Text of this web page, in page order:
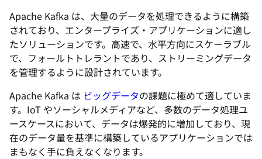
Apache Kafka は、大量のデータを処理できるように構築
されており、エンタープライズ・アプリケーションに適し
たソリューションです。高速で、水平方向にスケーラブル
で、フォールトトレラントであり、ストリーミングデータ
を管理するように設計されています。
Apache Kafka は ビッグデータの課題に極めて適していま
す。IoT やソーシャルメディアなど、多数のデータ処理ユ
ースケースにおいて、データは爆発的に増加しており、現
在のデータ量を基準に構築しているアプリケーションでは
まもなく手に負えなくなります。